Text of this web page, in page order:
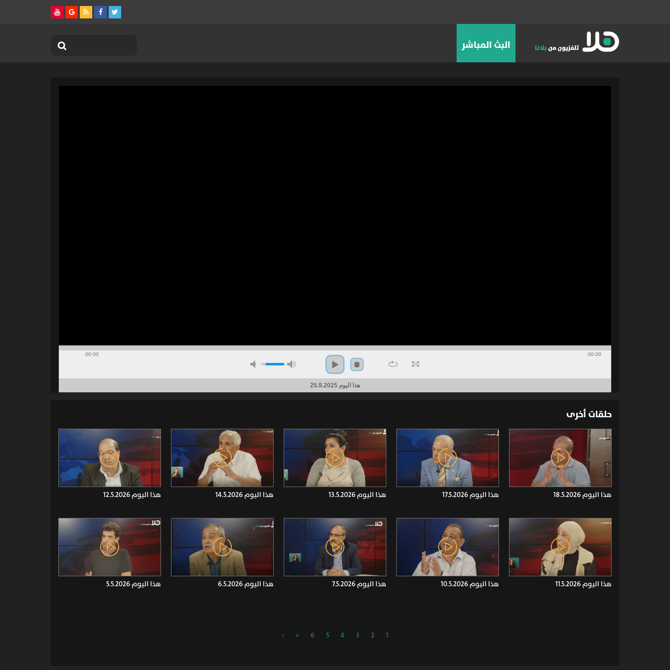
البث المباشر
00:00 00:00
هذا اليوم 25.9.2025
حلقات أخرى
هذا اليوم 18.5.2026 هذا اليوم 17.5.2026 هذا اليوم 13.5.2026 هذا اليوم 14.5.2026 هذا اليوم 12.5.2026
هذا اليوم 11.5.2026 هذا اليوم 10.5.2026 هذا اليوم 7.5.2026 هذا اليوم 6.5.2026 هذا اليوم 5.5.2026
1
2
3
4
5
6
»
›